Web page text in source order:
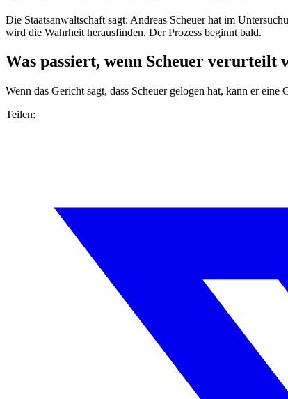
Die Staatsanwaltschaft sagt: Andreas Scheuer hat im
wird die Wahrheit herausfinden. Der Prozess beginnt bald.
Was passiert, wenn Scheuer verurteilt
Wenn das Gericht sagt, dass Scheuer gelogen hat, kann er
Teilen: